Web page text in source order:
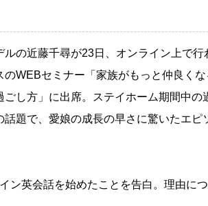
の近藤千尋が23日、オンライン上で行
のWEBセミナー「家族がもっと仲良く
ごし方」に出席。ステイホーム期間中の
話題で、愛娘の成長の早さに驚いたエピ
英会話を始めたことを告白。理由に